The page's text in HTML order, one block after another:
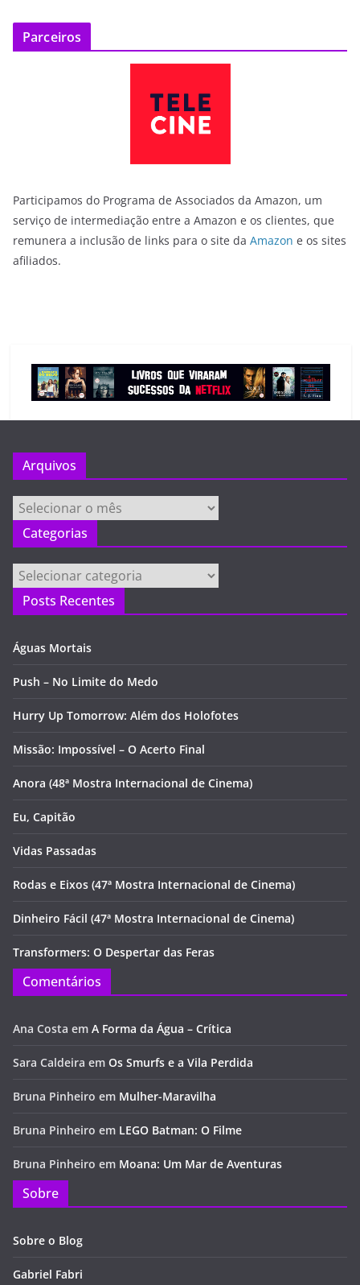
Parceiros
Participamos do Programa de Associados da Amazon, um
serviço de intermediação entre a Amazon e os clientes, que
remunera a inclusão de links para o site da Amazon e os sites
afiliados.
Arquivos
Arquivos
Categorias
Categorias
Posts Recentes
Águas Mortais
Push – No Limite do Medo
Hurry Up Tomorrow: Além dos Holofotes
Missão: Impossível – O Acerto Final
Anora (48ª Mostra Internacional de Cinema)
Eu, Capitão
Vidas Passadas
Rodas e Eixos (47ª Mostra Internacional de Cinema)
Dinheiro Fácil (47ª Mostra Internacional de Cinema)
Transformers: O Despertar das Feras
Comentários
Ana Costa em A Forma da Água – Crítica
Sara Caldeira em Os Smurfs e a Vila Perdida
Bruna Pinheiro em Mulher-Maravilha
Bruna Pinheiro em LEGO Batman: O Filme
Bruna Pinheiro em Moana: Um Mar de Aventuras
Sobre
Sobre o Blog
Gabriel Fabri